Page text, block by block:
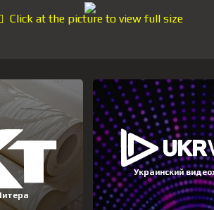
Click at the picture to view full size